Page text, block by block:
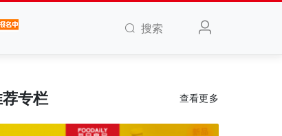
搜索
专栏 查看更多